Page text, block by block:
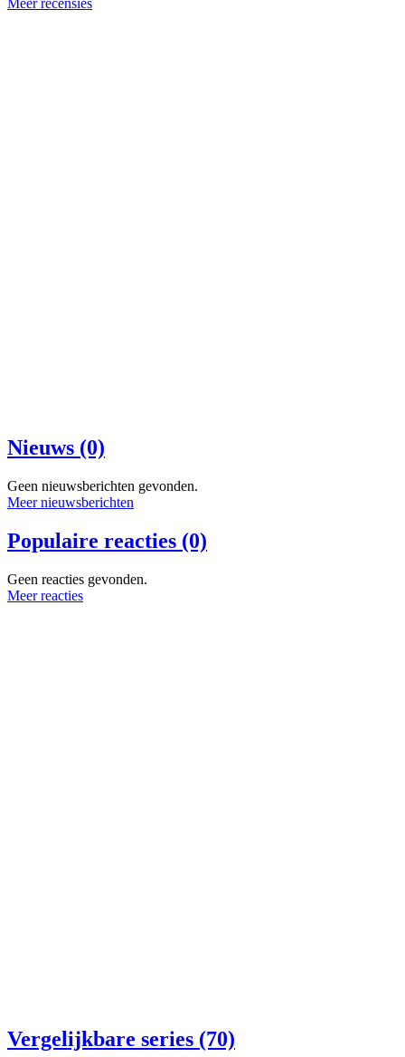
Meer recensies
Nieuws (0)
Geen nieuwsberichten gevonden.
Meer nieuwsberichten
Populaire reacties (0)
Geen reacties gevonden.
Meer reacties
Vergelijkbare series (70)